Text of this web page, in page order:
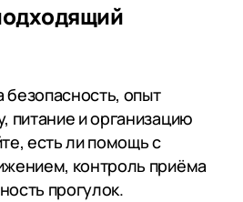
а второй
кота
Это же
опыт
питание и организацию
есть ли помощь с
контроль приёма
прогулок.